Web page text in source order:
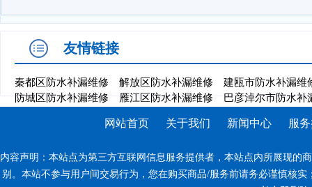
友情链接
秦都区防水补漏维修 解放区防水补漏维修
建瓯市防水补漏维
防城区防水补漏维修
雁江区防水补漏维修 巴彦淖尔市防水补
网站首页 关于我们 新闻中心 服
内容声明：本站点为第三方互联网信息服务提供者，本站点内所展现的
别。本站不参与用户间交易行为，您在购买商品/服务前请务必谨慎核